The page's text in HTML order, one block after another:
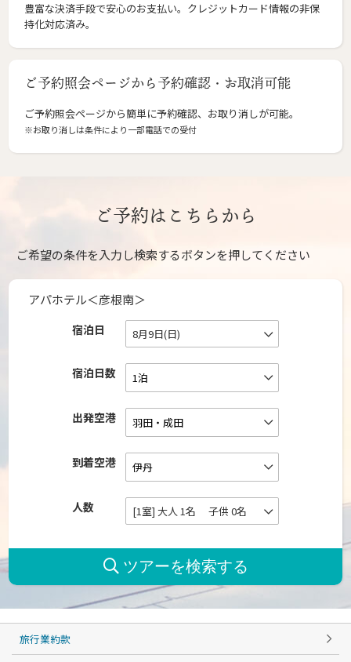
豊富な決済手段で安心のお支払い。クレジットカード情報の非保
持化対応済み。
ご予約照会ページから予約確認・お取消可能
ご予約照会ページから簡単に予約確認、お取り消しが可能。
※お取り消しは条件により一部電話での受付
ご予約はこちらから
ご希望の条件を入力し検索するボタンを押してください
アパホテル＜彦根南＞
宿泊日 8月9日(日)
宿泊日数
出発空港
到着空港
人数 [1室] 大人 1名 子供 0名
旅行業約款